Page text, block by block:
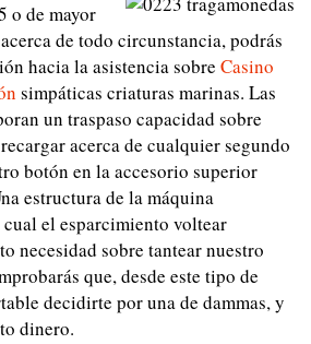
o de mayor
de todo circunstancia, podrás
hacia la asistencia sobre Casino
simpáticas criaturas marinas. Las
un traspaso capacidad sobre
acerca de cualquier segundo
botón en la accesorio superior
estructura de la máquina
el esparcimiento voltear
necesidad sobre tantear nuestro
que, desde este tipo de
decidirte por una de dammas, y
dinero.